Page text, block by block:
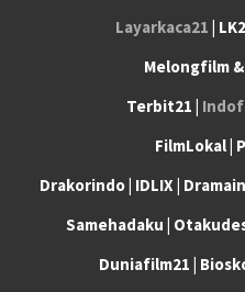
Layarkaca21 |
Melongfilm
Terbit21 |
FilmLokal |
Drakorindo | IDLIX |
Samehadaku |
Duniafilm21 |